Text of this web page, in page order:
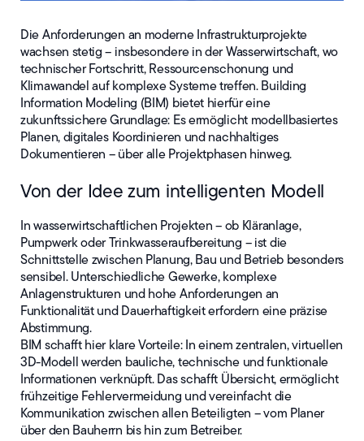
Die Anforderungen an moderne Infrastrukturprojekte
wachsen stetig – insbesondere in der Wasserwirtschaft, wo
technischer Fortschritt, Ressourcenschonung und
Klimawandel auf komplexe Systeme treffen. Building
Information Modeling (BIM) bietet hierfür eine
zukunftssichere Grundlage: Es ermöglicht modellbasiertes
Planen, digitales Koordinieren und nachhaltiges
Dokumentieren – über alle Projektphasen hinweg.
Von der Idee zum intelligenten Modell
In wasserwirtschaftlichen Projekten – ob Kläranlage,
Pumpwerk oder Trinkwasseraufbereitung – ist die
Schnittstelle zwischen Planung, Bau und Betrieb besonders
sensibel. Unterschiedliche Gewerke, komplexe
Anlagenstrukturen und hohe Anforderungen an
Funktionalität und Dauerhaftigkeit erfordern eine präzise
Abstimmung.
BIM schafft hier klare Vorteile: In einem zentralen, virtuellen
3D-Modell werden bauliche, technische und funktionale
Informationen verknüpft. Das schafft Übersicht, ermöglicht
frühzeitige Fehlervermeidung und vereinfacht die
Kommunikation zwischen allen Beteiligten – vom Planer
über den Bauherrn bis hin zum Betreiber.